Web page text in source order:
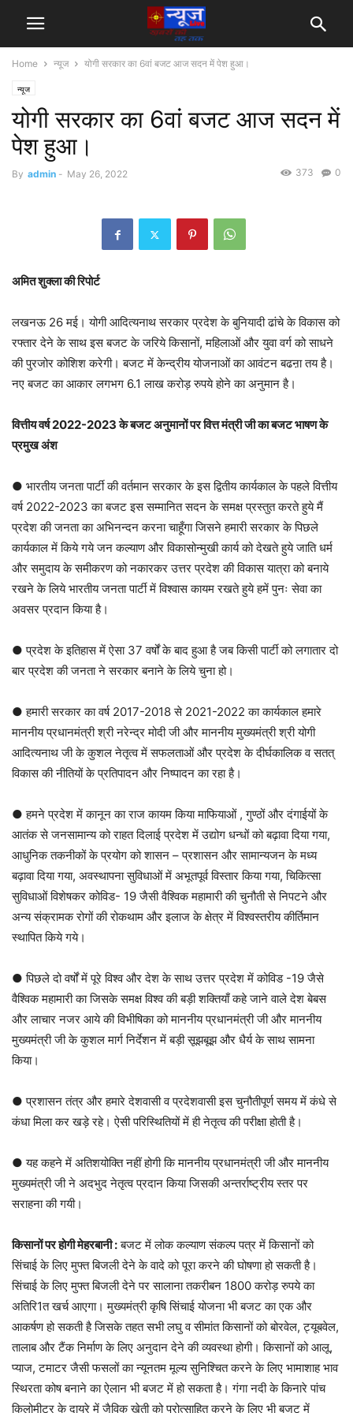
Home न्यूज योगी सरकार का 6वां बजट आज सदन में पेश हुआ।
न्यूज
योगी सरकार का 6वां बजट आज सदन में
पेश हुआ।
By admin - May 26, 2022 0
373
अमित शुक्ला की रिपोर्ट
लखनऊ 26 मई। योगी आदित्यनाथ सरकार प्रदेश के बुनियादी ढांचे के विकास को
रफ्तार देने के साथ इस बजट के जरिये किसानों, महिलाओं और युवा वर्ग को साधने
की पुरजोर कोशिश करेगी। बजट में केन्द्रीय योजनाओं का आवंटन बढऩा तय है।
नए बजट का आकार लगभग 6.1 लाख करोड़ रुपये होने का अनुमान है।
वित्तीय वर्ष 2022-2023 के बजट अनुमानों पर वित्त मंत्री जी का बजट भाषण के
प्रमुख अंश
● भारतीय जनता पार्टी की वर्तमान सरकार के इस द्वितीय कार्यकाल के पहले वित्तीय
वर्ष 2022-2023 का बजट इस सम्मानित सदन के समक्ष प्रस्तुत करते हुये मैं
प्रदेश की जनता का अभिनन्दन करना चाहूँगा जिसने हमारी सरकार के पिछले
कार्यकाल में किये गये जन कल्याण और विकासोन्मुखी कार्य को देखते हुये जाति धर्म
और समुदाय के समीकरण को नकारकर उत्तर प्रदेश की विकास यात्रा को बनाये
रखने के लिये भारतीय जनता पार्टी में विश्वास कायम रखते हुये हमें पुनः सेवा का
अवसर प्रदान किया है।
● प्रदेश के इतिहास में ऐसा 37 वर्षों के बाद हुआ है जब किसी पार्टी को लगातार दो
बार प्रदेश की जनता ने सरकार बनाने के लिये चुना हो।
● हमारी सरकार का वर्ष 2017-2018 से 2021-2022 का कार्यकाल हमारे
माननीय प्रधानमंत्री श्री नरेन्द्र मोदी जी और माननीय मुख्यमंत्री श्री योगी
आदित्यनाथ जी के कुशल नेतृत्व में सफलताओं और प्रदेश के दीर्घकालिक व सतत्
विकास की नीतियों के प्रतिपादन और निष्पादन का रहा है।
● हमने प्रदेश में कानून का राज कायम किया माफियाओं , गुण्ठों और दंगाईयों के
आतंक से जनसामान्य को राहत दिलाई प्रदेश में उद्योग धन्धों को बढ़ावा दिया गया,
आधुनिक तकनीकों के प्रयोग को शासन – प्रशासन और सामान्यजन के मध्य
बढ़ावा दिया गया, अवस्थापना सुविधाओं में अभूतपूर्व विस्तार किया गया, चिकित्सा
सुविधाओं विशेषकर कोविड- 19 जैसी वैश्विक महामारी की चुनौती से निपटने और
अन्य संक्रामक रोगों की रोकथाम और इलाज के क्षेत्र में विश्वस्तरीय कीर्तिमान
स्थापित किये गये।
● पिछले दो वर्षों में पूरे विश्व और देश के साथ उत्तर प्रदेश में कोविड -19 जैसे
वैश्विक महामारी का जिसके समक्ष विश्व की बड़ी शक्तियाँ कहे जाने वाले देश बेबस
और लाचार नजर आये की विभीषिका को माननीय प्रधानमंत्री जी और माननीय
मुख्यमंत्री जी के कुशल मार्ग निर्देशन में बड़ी सूझबूझ और धैर्य के साथ सामना
किया।
● प्रशासन तंत्र और हमारे देशवासी व प्रदेशवासी इस चुनौतीपूर्ण समय में कंधे से
कंधा मिला कर खड़े रहे। ऐसी परिस्थितियों में ही नेतृत्व की परीक्षा होती है।
● यह कहने में अतिशयोक्ति नहीं होगी कि माननीय प्रधानमंत्री जी और माननीय
मुख्यमंत्री जी ने अदभुद नेतृत्व प्रदान किया जिसकी अन्तर्राष्ट्रीय स्तर पर
सराहना की गयी।
किसानों पर होगी मेहरबानी :बजट में लोक कल्याण संकल्प पत्र में किसानों को
सिंचाई के लिए मुफ्त बिजली देने के वादे को पूरा करने की घोषणा हो सकती है।
सिंचाई के लिए मुफ्त बिजली देने पर सालाना तकरीबन 1800 करोड़ रुपये का
अतिरि1त खर्च आएगा। मुख्यमंत्री कृषि सिंचाई योजना भी बजट का एक और
आकर्षण हो सकती है जिसके तहत सभी लघु व सीमांत किसानों को बोरवेल, ट्यूबवेल,
तालाब और टैंक निर्माण के लिए अनुदान देने की व्यवस्था होगी। किसानों को आलू,
प्याज, टमाटर जैसी फसलों का न्यूनतम मूल्य सुनिश्चित करने के लिए भामाशाह भाव
स्थिरता कोष बनाने का ऐलान भी बजट में हो सकता है। गंगा नदी के किनारे पांच
किलोमीटर के दायरे में जैविक खेती को प्रोत्साहित करने के लिए भी बजट में